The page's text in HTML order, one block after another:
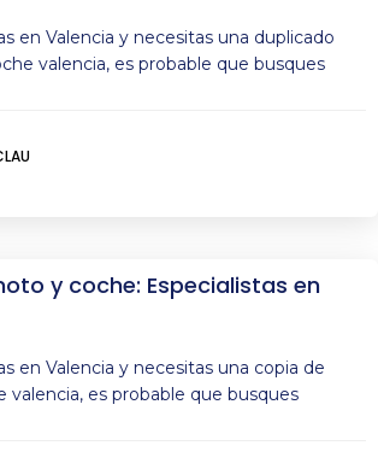
en Valencia y necesitas una duplicado
valencia, es probable que busques
y coche: Especialistas en
en Valencia y necesitas una copia de
valencia, es probable que busques